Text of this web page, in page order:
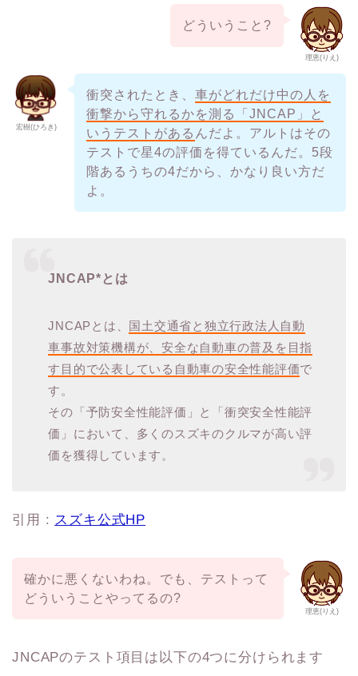
理恵(りえ)
どういうこと?
宏樹(ひろき)
衝突されたとき、 車がどれだけ中の人を
衝撃から守れるかを測る「JNCAP」と
いうテストがある んだよ。アルトはその
テストで星4の評価を得ているんだ。5段
階あるうちの4だから、かなり良い方だ
よ。
JNCAP*とは
JNCAPとは、 国土交通省と独立行政法人自動
車事故対策機構が、安全な自動車の普及を目指
す目的で公表している自動車の安全性能評価で
す。
その「予防安全性能評価」と「衝突安全性能評
価」において、多くのスズキのクルマが高い評
価を獲得しています。
引用 : スズキ公式HP
理恵(りえ)
確かに悪くないわね。でも、テストって
どういうことやってるの?
JNCAPのテスト項目は以下の4つに分けられます